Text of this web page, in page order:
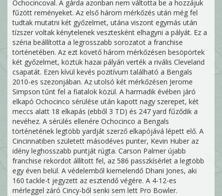
Ochocincoval. A gárda azonban nem váltotta be a hozzájuk
fűzött reményeket. Az első három mérkőzés után még fel
tudtak mutatni két győzelmet, utána viszont egymás után
tízszer voltak kénytelenek vesztesként elhagyni a pályát. Ez a
széria beállította a legrosszabb sorozatot a franchise
történetében. Az ezt követő három mérkőzésen besöpörtek
két győzelmet, köztük hazai pályán verték a rivális Cleveland
csapatát. Ezen kívül kevés pozitívum található a Bengals
2010-es szezonjában. Az utolsó két mérkőzésen Jerome
Simpson tűnt fel a fiatalok közül. A harmadik évében járó
elkapó Ochocinco sérülése után kapott nagy szerepet, két
meccs alatt 18 elkapás (ebből 3 TD) és 247 yard fűződik a
nevéhez. A sérülés ellenére Ochocinco a Bengals
történetének legtöbb yardját szerző elkapójává lépett elő. A
Cincinnatiben született másodéves punter, Kevin Huber az
idény leghosszabb puntját rúgta. Carson Palmer újabb
franchise rekordot állított fel, az 586 passzkísérlet a legtöbb
egy éven belül. A védelemből kiemelendő Dhani Jones, aki
160 tackle-t jegyzett az esztendő végére. A 4-12-es
mérleggel záró Cincy-ből senki sem lett Pro Bowler.